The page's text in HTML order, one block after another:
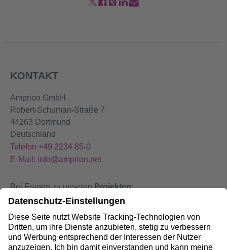
KONTAKT
Amprion GmbH
Robert-Schuman-Straße 7
44263 Dortmund
Deutschland
Telefon +49 2234 85-0
E-Mail: info@amprion.net
Bei Fragen zu unserenProjekten:
+49 800 584 9000
BeiStörungen an unseren Anlagen:
+49 800 490 4000